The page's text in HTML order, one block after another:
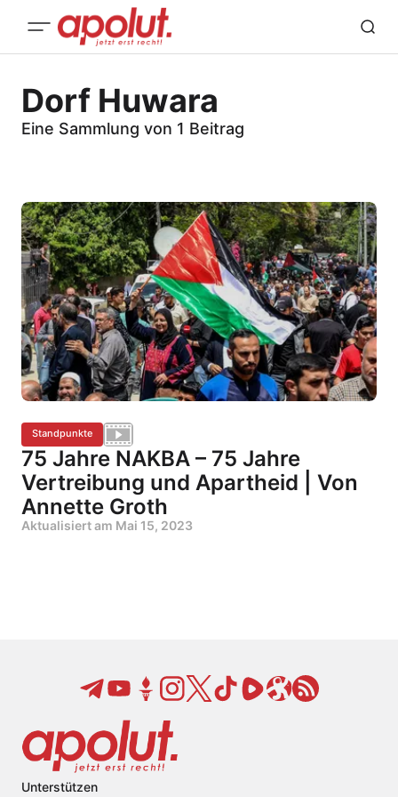
Dorf Huwara
Eine Sammlung von 1 Beitrag
Standpunkte
75 Jahre NAKBA – 75 Jahre
Vertreibung und Apartheid | Von
Annette Groth
Aktualisiert am Mai 15, 2023
Unterstützen